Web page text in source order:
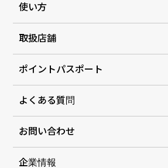
使い方
取扱店舗
ポイントパスポート
よくある質問
お問い合わせ
企業情報